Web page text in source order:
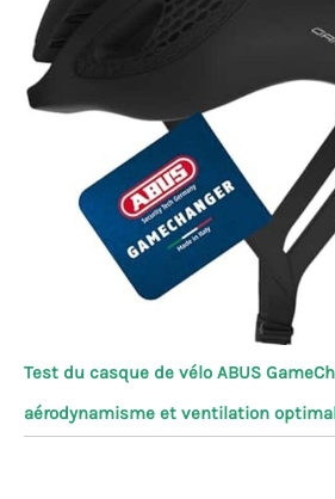
Test du casque de vélo ABUS
aérodynamisme et ventilation